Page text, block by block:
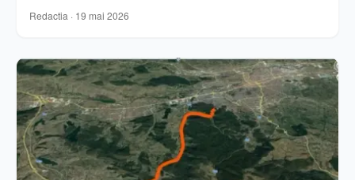
Redactia · 19 mai 2026